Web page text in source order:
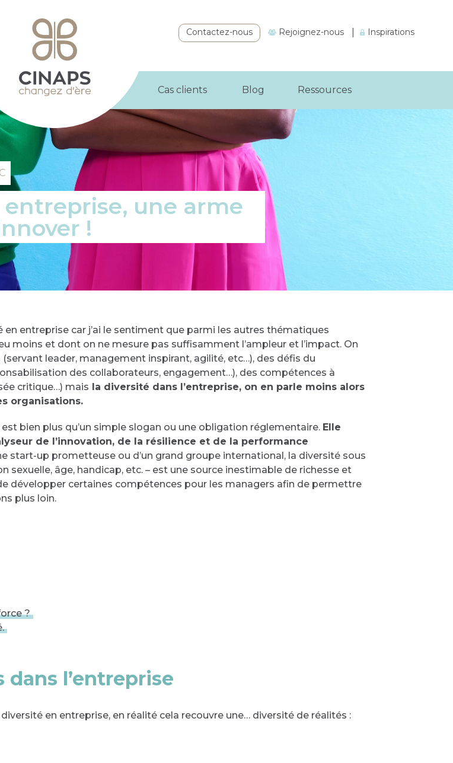
Contactez-nous Rejoignez-nous Inspirations
Cas clients Blog Ressources
entreprise, une arme
!
en entreprise car j’ai le sentiment que parmi les autres thématiques
moins et dont on ne mesure pas suffisamment l’ampleur et l’impact. On
leader, management inspirant, agilité, etc…), des défis du
des collaborateurs, engagement…), des compétences à
critique…) mais la diversité dans l’entreprise, on en parle moins alors
organisations.
bien plus qu’un simple slogan ou une obligation réglementaire. Elle
de l’innovation, de la résilience et de la performance
start-up prometteuse ou d’un grand groupe international, la diversité sous
âge, handicap, etc. – est une source inestimable de richesse et
développer certaines compétences pour les managers afin de permettre
plus loin.
?
l’entreprise
en entreprise, en réalité cela recouvre une… diversité de réalités :